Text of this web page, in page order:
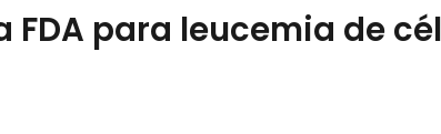
para leucemia de